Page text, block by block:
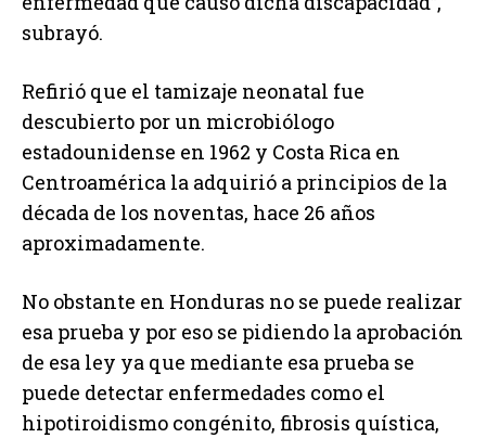
subrayó.
Refirió que el tamizaje neonatal fue
descubierto por un microbiólogo
estadounidense en 1962 y Costa Rica en
Centroamérica la adquirió a principios de la
década de los noventas, hace 26 años
aproximadamente.
No obstante en Honduras no se puede realizar
esa prueba y por eso se pidiendo la aprobación
de esa ley ya que mediante esa prueba se
puede detectar enfermedades como el
hipotiroidismo congénito, fibrosis quística,